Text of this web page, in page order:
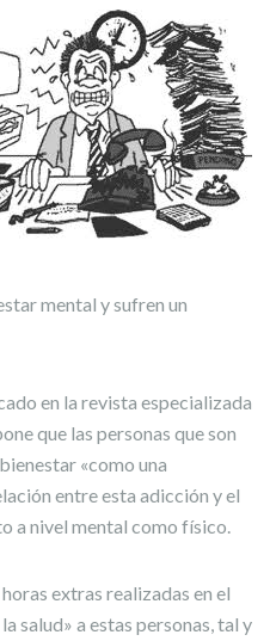
mental y sufren un
en la revista especializada
que las personas que son
«como una
entre esta adicción y el
a nivel mental como físico.
extras realizadas en el
salud» a estas personas, tal y